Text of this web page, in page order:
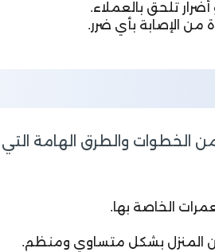
تلحق بالعملاء.
من الإصابة بأي ضرر.
من الخطوات والطرق الهامة
الخاصة بها.
المنزل بشكل متساوي ومنظم.